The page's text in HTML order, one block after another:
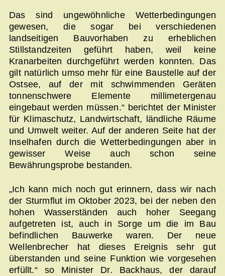
Das sind ungewöhnliche Wetterbedingungen
gewesen, die sogar bei verschiedenen
landseitigen Bauvorhaben zu erheblichen
Stillstandzeiten geführt haben, weil keine
Kranarbeiten durchgeführt werden konnten. Das
gilt natürlich umso mehr für eine Baustelle auf der
Ostsee, auf der mit schwimmenden Geräten
tonnenschwere Elemente millimetergenau
eingebaut werden müssen.“ berichtet der Minister
für Klimaschutz, Landwirtschaft, ländliche Räume
und Umwelt weiter. Auf der anderen Seite hat der
Inselhafen durch die Wetterbedingungen aber in
gewisser Weise auch schon seine
Bewährungsprobe bestanden.
„Ich kann mich noch gut erinnern, dass wir nach
der Sturmflut im Oktober 2023, bei der neben den
hohen Wasserständen auch hoher Seegang
aufgetreten ist, auch in Sorge um die im Bau
befindlichen Bauwerke waren. Der neue
Wellenbrecher hat dieses Ereignis sehr gut
überstanden und seine Funktion wie vorgesehen
erfüllt.“ so Minister Dr. Backhaus, der darauf